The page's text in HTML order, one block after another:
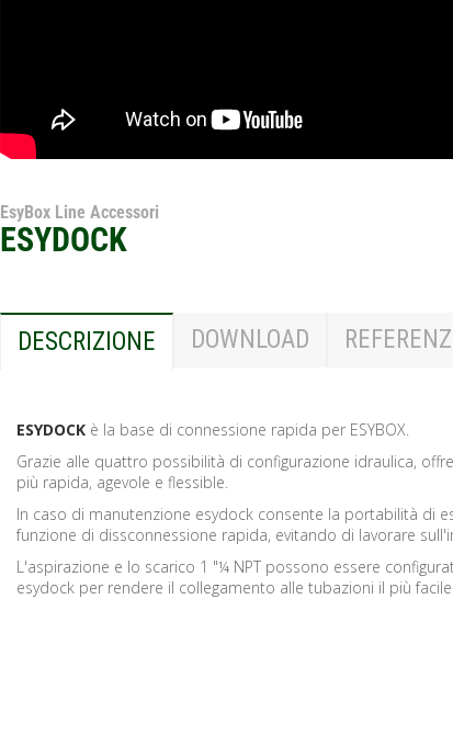
EsyBox Line Accessori
ESYDOCK
DESCRIZIONE DOWNLOAD
ESYDOCK è la base di connessione rapida per ESYBOX.
Grazie alle quattro possibilità di configurazione idraulica,
più rapida, agevole e flessible.
In caso di manutenzione esydock consente la portabilità di
funzione di dissconnessione rapida, evitando di lavorare
L'aspirazione e lo scarico 1 "¼ NPT possono essere
esydock per rendere il collegamento alle tubazioni il più